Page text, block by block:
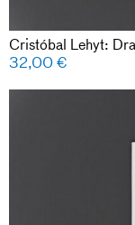
Cristóbal Lehyt:
32,00€